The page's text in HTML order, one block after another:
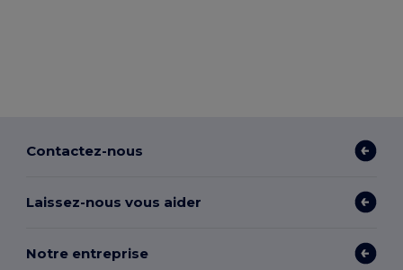
Contactez-nous
Laissez-nous vous aider
Notre entreprise